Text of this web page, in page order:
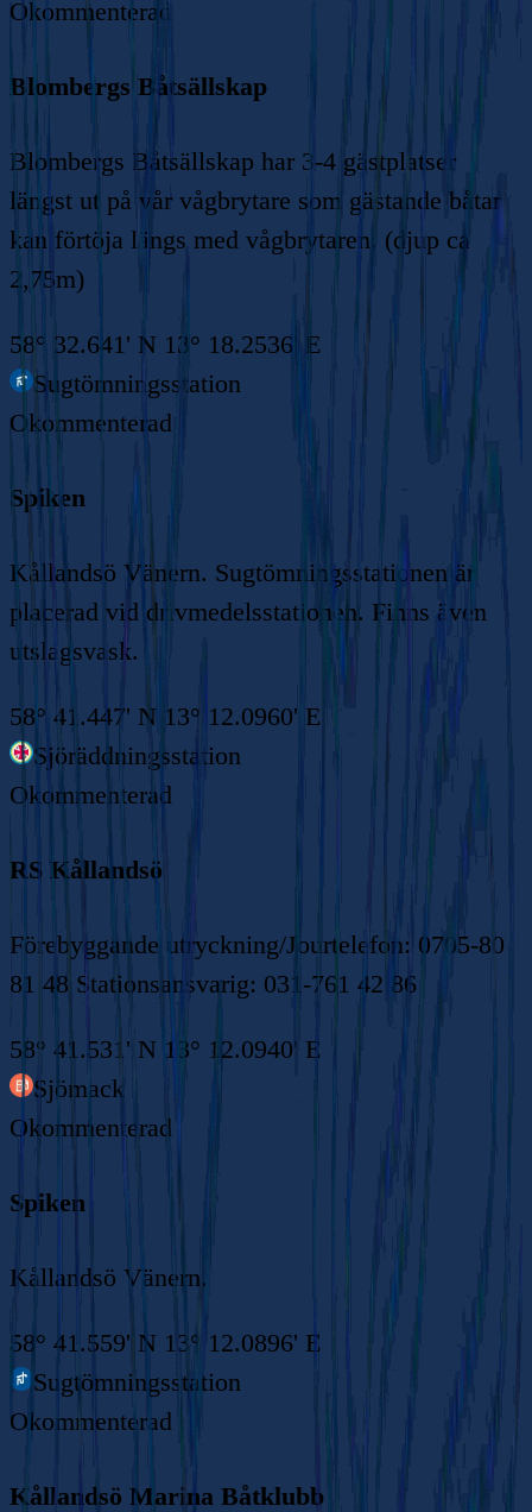
Okommenterad
Blombergs Båtsällskap
Blombergs Båtsällskap har 3-4 gästplatser
längst ut på vår vågbrytare som gästande båtar
kan förtöja längs med vågbrytaren. (djup ca
2,75m)
58° 32.641' N 13° 18.2536' E
Sugtömningsstation
Okommenterad
Spiken
Kållandsö Vänern. Sugtömningsstationen är
placerad vid drivmedelsstationen. Finns även
utslagsvask.
58° 41.447' N 13° 12.0960' E
Sjöräddningsstation
Okommenterad
RS Kållandsö
Förebyggande utryckning/Jourtelefon: 0705-80
81 48 Stationsansvarig: 031-761 42 86
58° 41.531' N 13° 12.0940' E
Sjömack
Okommenterad
Spiken
Kållandsö Vänern.
58° 41.559' N 13° 12.0896' E
Sugtömningsstation
Okommenterad
Kållandsö Marina Båtklubb